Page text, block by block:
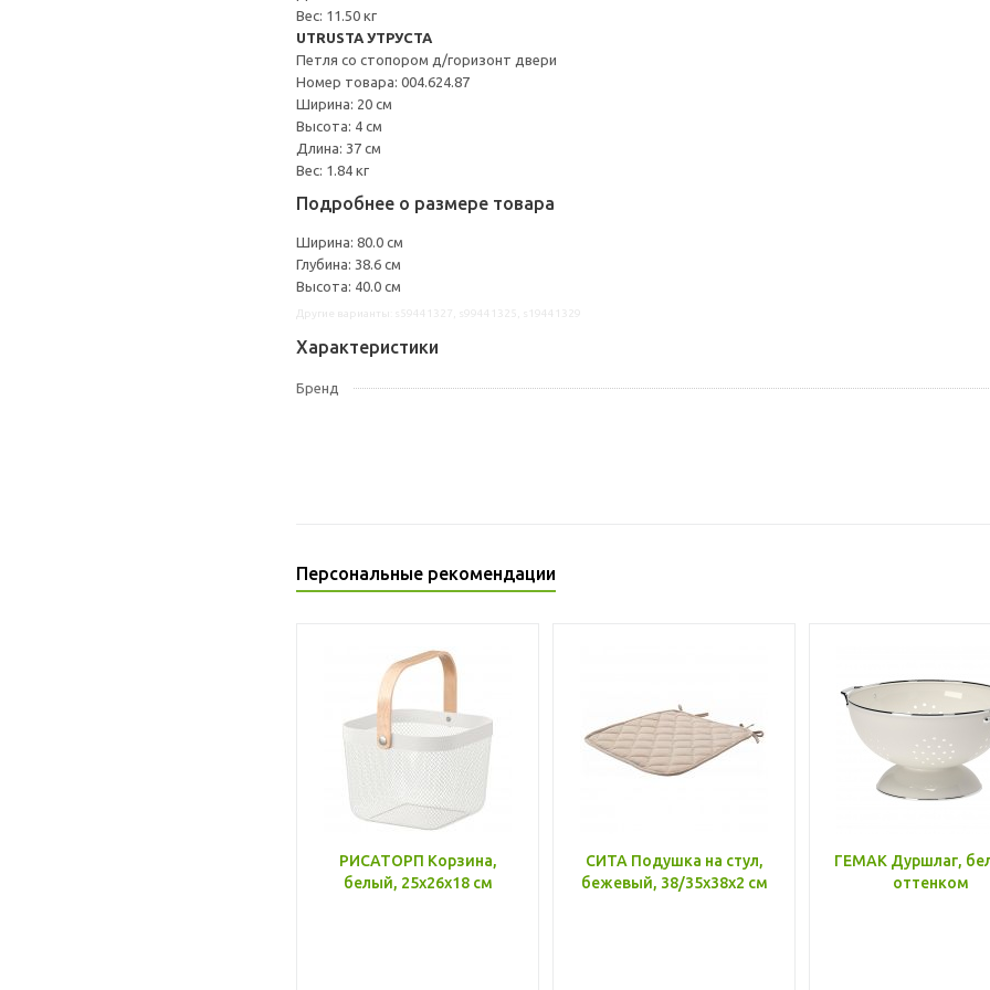
Вес: 11.50 кг
UTRUSTA УТРУСТА
Петля со стопором д/горизонт двери
Номер товара: 004.624.87
Ширина: 20 см
Высота: 4 см
Длина: 37 см
Вес: 1.84 кг
Подробнее о размере товара
Ширина: 80.0 см
Глубина: 38.6 см
Высота: 40.0 см
Характеристики
Бренд
Персональные рекомендации
РИСАТОРП Корзина,
белый, 25x26x18 см
СИТА Подушка на стул,
бежевый, 38/35x38x2 см
ГЕМАК Дуршлаг,
оттенком